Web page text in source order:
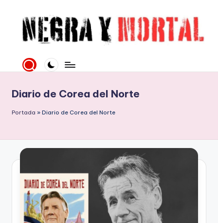
contenido
e
r
a
M
rt
al
literaria
la
Novela
mucho
más
Diario de Corea del Norte
Portada » Diario de Corea del Norte